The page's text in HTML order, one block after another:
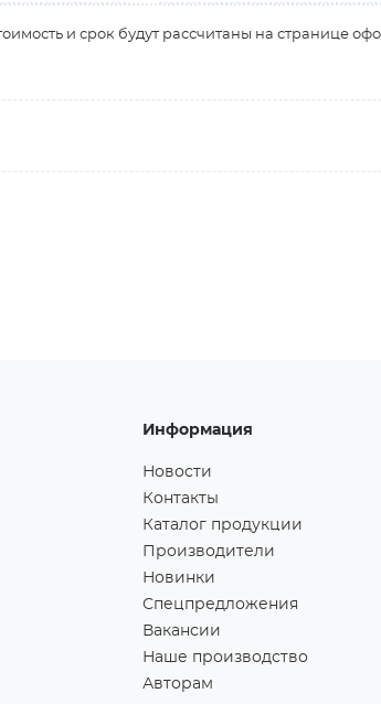
и срок будут рассчитаны на странице
Информация
Новости
Контакты
Каталог продукции
Производители
Новинки
Спецпредложения
Вакансии
Наше производство
Авторам